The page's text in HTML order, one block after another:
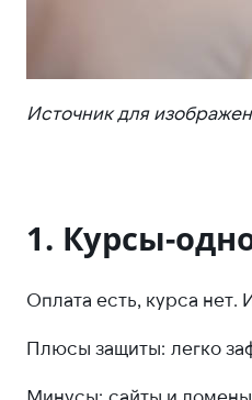
Источник для
1. Курсы-
Оплата есть, курса нет.
Плюсы защиты: легко
Минусы: сайты и